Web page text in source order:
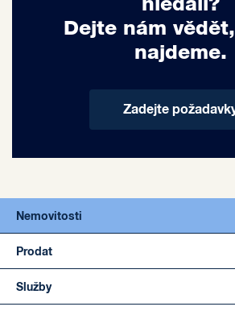
hledali?
Dejte nám
najdeme.
Zadejte
Nemovitosti
Prodat
Služby